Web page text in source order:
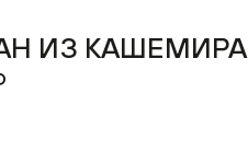
ИЗ КАШЕМИРА